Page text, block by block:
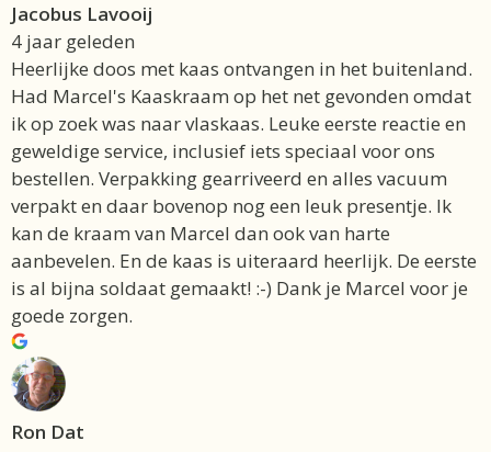
Jacobus Lavooij
4 jaar geleden
Heerlijke doos met kaas ontvangen in het buitenland.
Had Marcel's Kaaskraam op het net gevonden omdat
ik op zoek was naar vlaskaas. Leuke eerste reactie en
geweldige service, inclusief iets speciaal voor ons
bestellen. Verpakking gearriveerd en alles vacuum
verpakt en daar bovenop nog een leuk presentje. Ik
kan de kraam van Marcel dan ook van harte
aanbevelen. En de kaas is uiteraard heerlijk. De eerste
is al bijna soldaat gemaakt! :-) Dank je Marcel voor je
goede zorgen.
Ron Dat